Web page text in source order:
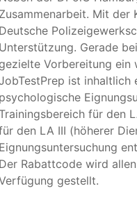
Zusammenarbeit. Mit der
Deutsche
Unterstützung. Gerade
gezielte Vorbereitung
ist inhaltlich
psychologische
Trainingsbereich für den
den LA III (höherer
Eignungsuntersuchung
Der Rabattcode wird
gestellt.